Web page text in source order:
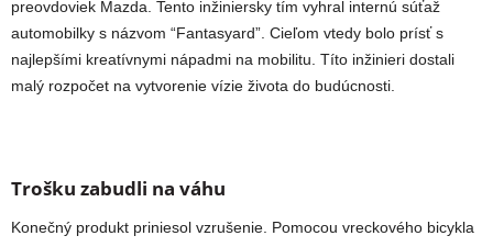
preovdoviek Mazda. Tento inžiniersky tím vyhral internú súťaž
automobilky s názvom “Fantasyard”. Cieľom vtedy bolo prísť s
najlepšími kreatívnymi nápadmi na mobilitu. Títo inžinieri dostali
malý rozpočet na vytvorenie vízie života do budúcnosti.
Trošku zabudli na váhu
Konečný produkt priniesol vzrušenie. Pomocou vreckového bicykla